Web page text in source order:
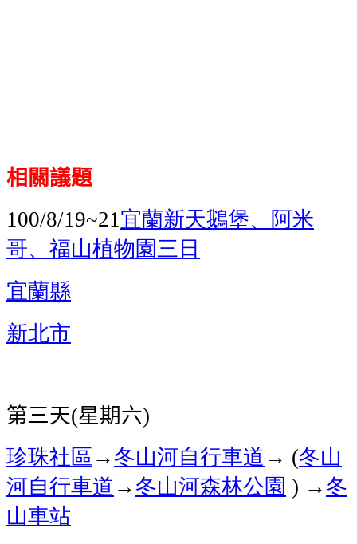
相關議題
100/8/19~21 宜蘭新天鵝堡、阿米
哥、福山植物園三日
宜蘭縣
新北市
第三天(星期六)
珍珠社區→冬山河自行車道→ (冬山
河自行車道→冬山河森林公園 ) →冬
山車站